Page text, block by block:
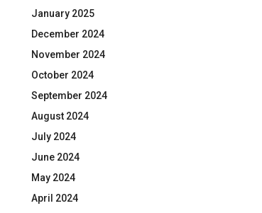
January 2025
December 2024
November 2024
October 2024
September 2024
August 2024
July 2024
June 2024
May 2024
April 2024